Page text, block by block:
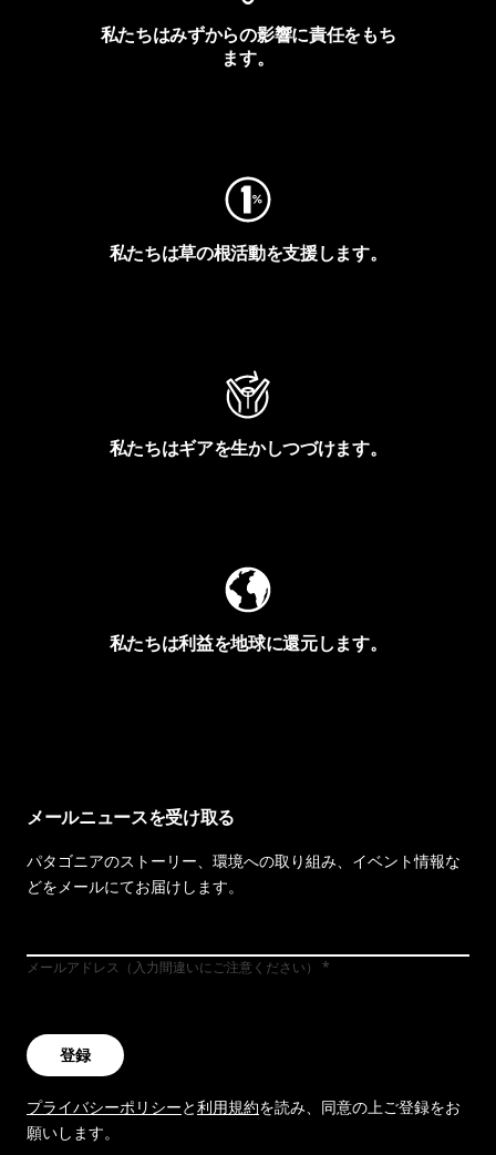
私たちはみずからの影響に責任をもち
ます。
私たちは草の根活動を支援します。
私たちはギアを生かしつづけます。
私たちは利益を地球に還元します。
メールニュースを受け取る
パタゴニアのストーリー、環境への取り組み、イベント情報な
どをメールにてお届けします。
メールアドレス（入力間違いにご注意ください）
登録
プライバシーポリシーと利用規約を読み、同意の上ご登録をお
願いします。